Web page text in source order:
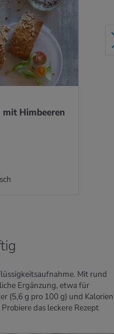
Him­bee­ren
Mit rund
Ergänzung, etwa für
(5,6 g pro 100 g) und Kalorien
das leckere Rezept